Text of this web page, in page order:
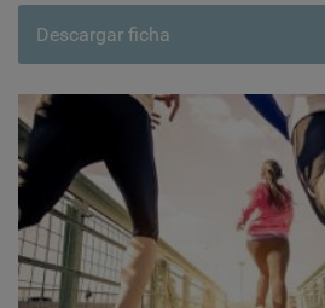
Descargar ficha